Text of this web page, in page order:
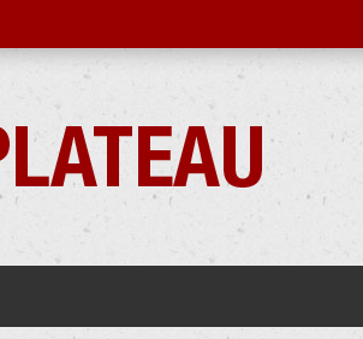
au